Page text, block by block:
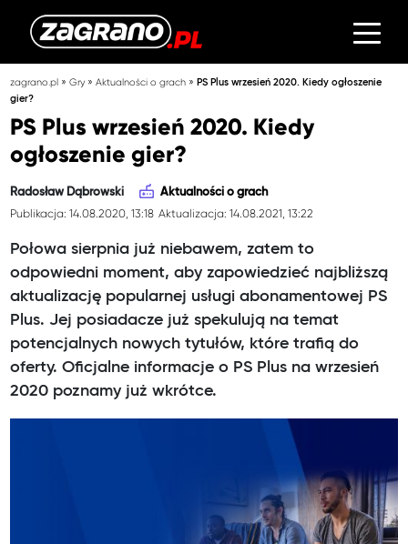
zagrano.pl »Gry»Aktualności o grach »PS Plus wrzesień 2020. Kiedy ogłoszenie
gier?
PS Plus wrzesień 2020. Kiedy
ogłoszenie gier?
Radosław Dąbrowski Aktualności o grach
Publikacja: 14.08.2020, 13:18 Aktualizacja: 14.08.2021, 13:22
Połowa sierpnia już niebawem, zatem to
odpowiedni moment, aby zapowiedzieć najbliższą
aktualizację popularnej usługi abonamentowej PS
Plus. Jej posiadacze już spekulują na temat
potencjalnych nowych tytułów, które trafią do
oferty. Oficjalne informacje o PS Plus na wrzesień
2020 poznamy już wkrótce.